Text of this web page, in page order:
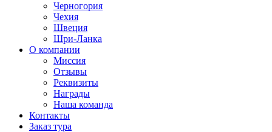
Черногория
Чехия
Швеция
Шри-Ланка
О компании
Миссия
Отзывы
Реквизиты
Награды
Наша команда
Контакты
Заказ тура